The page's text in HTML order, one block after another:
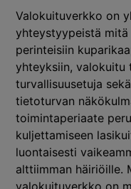
Valokuituverkko on
yhteystyypeistä
perinteisiin
yhteyksiin, valokuitu
turvallisuusetuja
tietoturvan
toimintaperiaate
kuljettamiseen
luontaisesti
alttiimman häiriöille.